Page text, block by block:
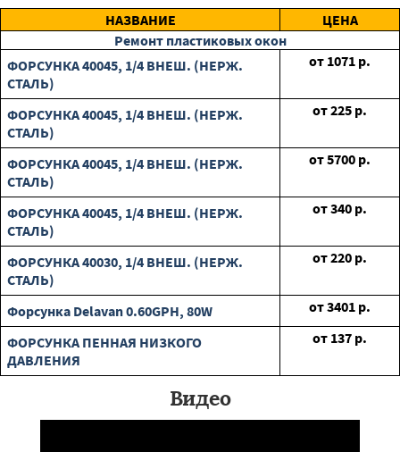
НАЗВАНИЕ
ЦЕНА
Ремонт пластиковых окон
ФОРСУНКА 40045, 1/4 ВНЕШ. (НЕРЖ.
СТАЛЬ)
от 1071 р.
ФОРСУНКА 40045, 1/4 ВНЕШ. (НЕРЖ.
СТАЛЬ)
от225 р.
ФОРСУНКА 40045, 1/4 ВНЕШ. (НЕРЖ.
СТАЛЬ)
от5700 р.
ФОРСУНКА 40045, 1/4 ВНЕШ. (НЕРЖ.
СТАЛЬ)
от340 р.
ФОРСУНКА 40030, 1/4 ВНЕШ. (НЕРЖ.
СТАЛЬ)
от220 р.
Форсунка Delavan 0.60GPH, 80W от3401 р.
ФОРСУНКА ПЕННАЯ НИЗКОГО
ДАВЛЕНИЯ
от 137 р.
Видео